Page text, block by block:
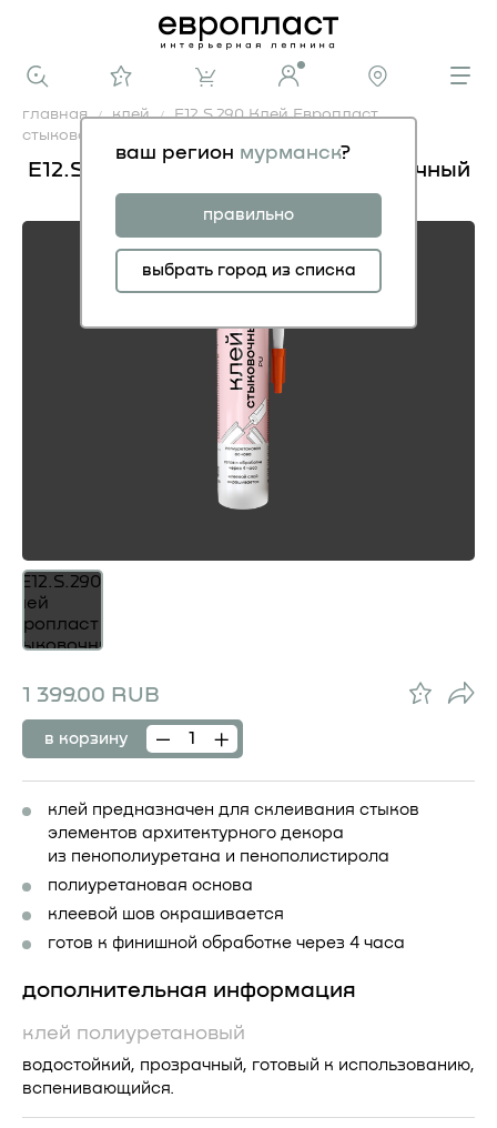
ваш регион мурманск?
правильно
выбрать город из списка
главная клей
E12.S.290 Клей Европласт
стыковочный PU 290 мл.
E12.S.290 Клей Европласт стыковочный
PU 290 мл.
1 399.00 RUB
в корзину
клей предназначен для склеивания стыков
элементов архитектурного декора
из пенополиуретана и пенополистирола
полиуретановая основа
клеевой шов окрашивается
готов к финишной обработке через 4 часа
дополнительная информация
клей полиуретановый
водостойкий, прозрачный, готовый к использованию,
вспенивающийся.